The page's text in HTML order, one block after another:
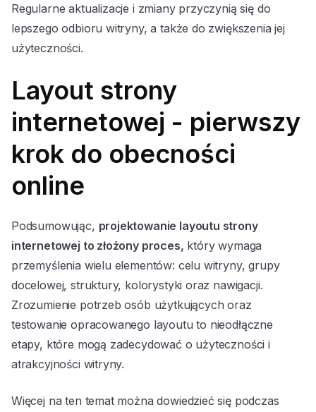
Regularne aktualizacje i zmiany przyczynią się do
lepszego odbioru witryny, a także do zwiększenia jej
użyteczności.
Layout strony
internetowej - pierwszy
krok do obecności
online
Podsumowując, projektowanie layoutu strony
internetowej to złożony proces, który wymaga
przemyślenia wielu elementów: celu witryny, grupy
docelowej, struktury, kolorystyki oraz nawigacji.
Zrozumienie potrzeb osób użytkujących oraz
testowanie opracowanego layoutu to nieodłączne
etapy, które mogą zadecydować o użyteczności i
atrakcyjności witryny.
Więcej na ten temat można dowiedzieć się podczas